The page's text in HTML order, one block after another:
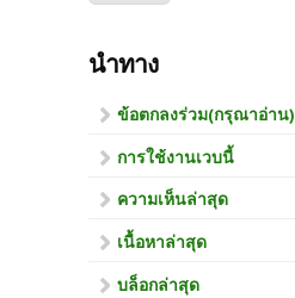
นำทาง
ข้อตกลงร่วม(กรุณาอ่าน)
การใช้งานเวบนี้
ความเห็นล่าสุด
เนื้อหาล่าสุด
บล็อกล่าสุด